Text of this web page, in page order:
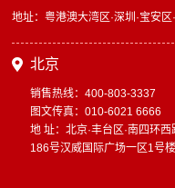
地址：粤港澳大湾区·深圳·宝安
北京
销售热线：400-803-3337
图文传真：010-6021 6666
地 址：北京·丰台区·南四环西
186号汉威国际广场一区1号